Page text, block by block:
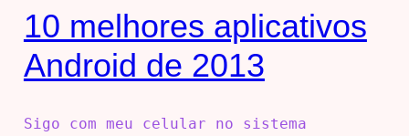
10 melhores aplicativos
Android de 2013
Sigo com meu celular no sistema